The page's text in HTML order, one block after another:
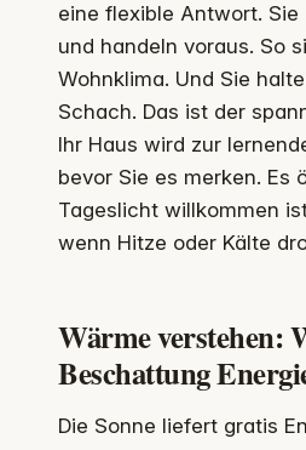
eine flexible Antwort. Sie
und handeln voraus. So
Wohnklima. Und Sie
Schach. Das ist der
Ihr Haus wird zur
bevor Sie es merken. Es
Tageslicht willkommen
wenn Hitze oder Kälte
Wärme verstehen:
Beschattung
Die Sonne liefert gratis